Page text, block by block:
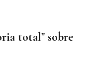
total" sobre